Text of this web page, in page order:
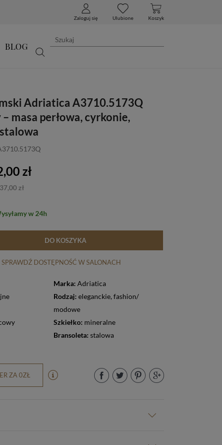
Zaloguj się Ulubione Koszyk
BLOG
Adriatica A3710.5173Q
masa perłowa, cyrkonie,
zł
zł
w 24h
DO KOSZYKA
SPRAWDŹ DOSTĘPNOŚĆ W SALONACH
Marka: Adriatica
Rodzaj:eleganckie, fashion/
modowe
Szkiełko: mineralne
Bransoleta: stalowa
ZA 0ZŁ